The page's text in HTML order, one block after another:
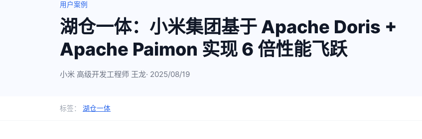
用户案例
湖仓一体：小米集团基于 Apache Doris +
Apache Paimon 实现 6 倍性能飞跃
小米 高级开发工程师 王龙· 2025/08/19
标签： 湖仓一体